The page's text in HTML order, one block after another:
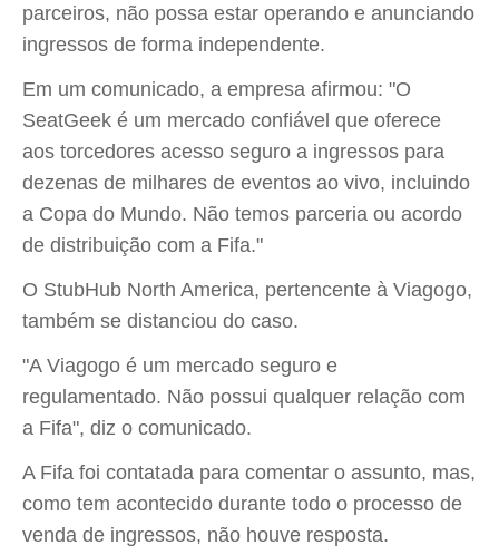
parceiros, não possa estar operando e anunciando
ingressos de forma independente.
Em um comunicado, a empresa afirmou: "O
SeatGeek é um mercado confiável que oferece
aos torcedores acesso seguro a ingressos para
dezenas de milhares de eventos ao vivo, incluindo
a Copa do Mundo. Não temos parceria ou acordo
de distribuição com a Fifa."
O StubHub North America, pertencente à Viagogo,
também se distanciou do caso.
"A Viagogo é um mercado seguro e
regulamentado. Não possui qualquer relação com
a Fifa", diz o comunicado.
A Fifa foi contatada para comentar o assunto, mas,
como tem acontecido durante todo o processo de
venda de ingressos, não houve resposta.